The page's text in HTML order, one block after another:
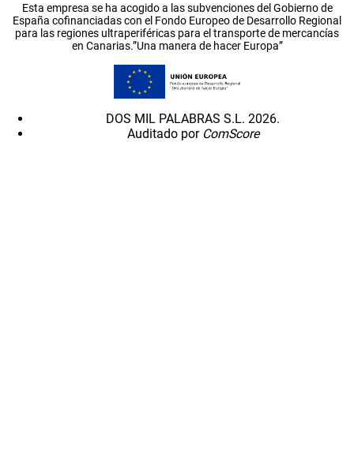
Esta empresa se ha acogido a las subvenciones del Gobierno de
España cofinanciadas con el Fondo Europeo de Desarrollo Regional
para las regiones ultraperiféricas para el transporte de mercancías
en Canarias.”Una manera de hacer Europa”
DOS MIL PALABRAS S.L. 2026.
Auditado por ComScore